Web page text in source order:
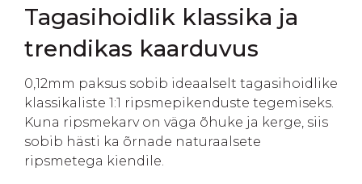
Tagasihoidlik klassika ja
trendikas kaarduvus
0,12mm paksus sobib ideaalselt tagasihoidlike
klassikaliste 1:1 ripsmepikenduste tegemiseks.
Kuna ripsmekarv on väga õhuke ja kerge, siis
sobib hästi ka õrnade naturaalsete
ripsmetega kiendile.